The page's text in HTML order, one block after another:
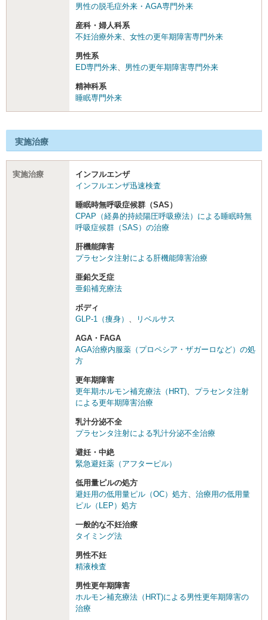
男性の脱毛症外来・AGA専門外来
産科・婦人科系
不妊治療外来
女性の更年期障害専門外来
男性系
ED専門外来
男性の更年期障害専門外来
精神科系
睡眠専門外来
実施治療
実施治療
インフルエンザ
インフルエンザ迅速検査
睡眠時無呼吸症候群（SAS）
CPAP（経鼻的持続陽圧呼吸療法）による睡眠時無
呼吸症候群（SAS）の治療
肝機能障害
プラセンタ注射による肝機能障害治療
亜鉛欠乏症
亜鉛補充療法
ボディ
GLP-1（痩身）
リベルサス
AGA・FAGA
AGA治療内服薬（プロペシア・ザガーロなど）の処
方
更年期障害
更年期ホルモン補充療法（HRT)
プラセンタ注射
による更年期障害治療
乳汁分泌不全
プラセンタ注射による乳汁分泌不全治療
避妊・中絶
緊急避妊薬（アフターピル）
低用量ピルの処方
避妊用の低用量ピル（OC）処方
治療用の低用量
ピル（LEP）処方
一般的な不妊治療
タイミング法
男性不妊
精液検査
男性更年期障害
ホルモン補充療法（HRT)による男性更年期障害の
治療